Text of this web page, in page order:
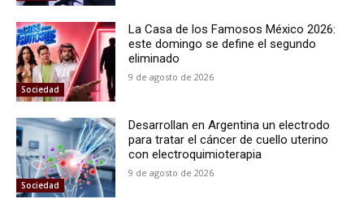
Sociedad
La Casa de los Famosos México 2026:
este domingo se define el segundo
eliminado
9 de agosto de 2026
Sociedad
Desarrollan en Argentina un electrodo
para tratar el cáncer de cuello uterino
con electroquimioterapia
9 de agosto de 2026